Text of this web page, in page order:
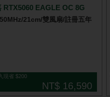
RTX5060 EAGLE OC 8G
21cm/雙風扇/註冊五年
現省 $200
NT$ 16,590